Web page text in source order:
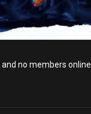
no members online